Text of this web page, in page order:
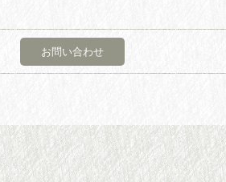
お問い合わせ